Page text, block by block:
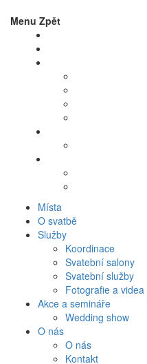
Menu Zpět
Místa
O svatbě
Služby
Koordinace
Svatební salony
Svatební služby
Fotografie a videa
Akce a semináře
Wedding show
O nás
O nás
Kontakt